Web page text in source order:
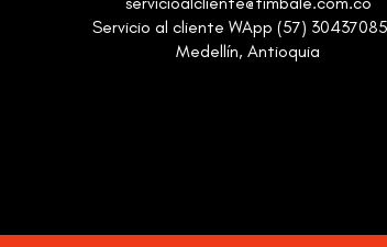
Servicio al cliente WApp (57)
Medellín, Antioquia